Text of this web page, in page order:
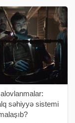
Henan əyalətindəki
oturan Dun
səhiyyə sistemi